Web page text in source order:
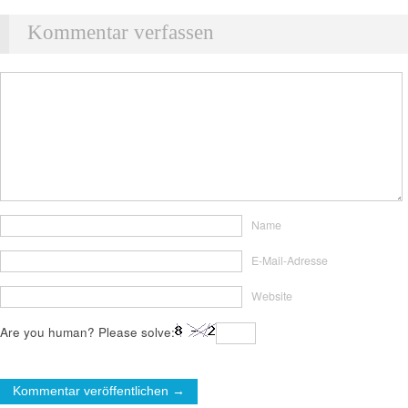
Kommentar verfassen
Name
E-Mail-Adresse
Website
Are you human? Please solve: